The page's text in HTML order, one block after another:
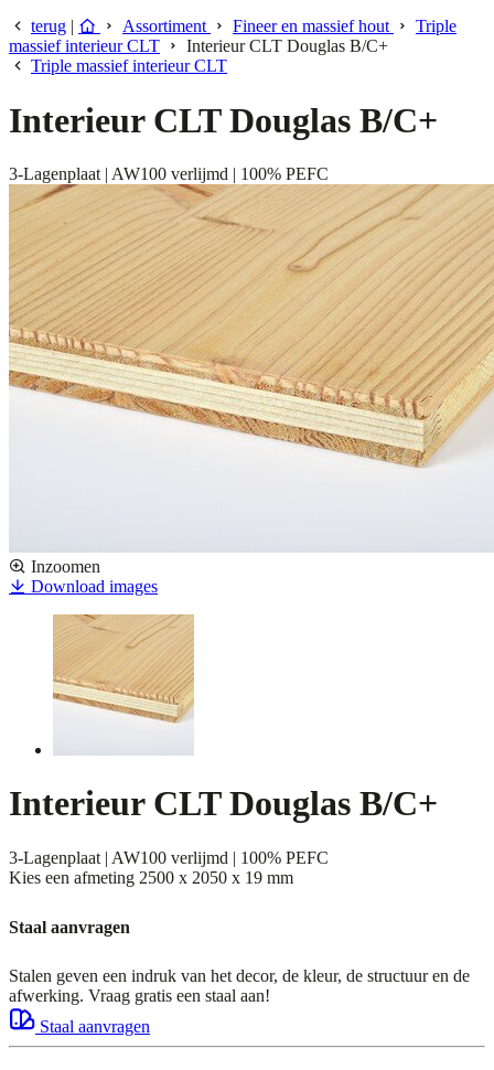
terug | Assortiment Fineer en massief hout
Triple
massief interieur CLT
Interieur CLT Douglas B/C+
Triple massief interieur CLT
Interieur CLT Douglas B/C+
3-Lagenplaat | AW100 verlijmd | 100% PEFC
Inzoomen
Download images
Interieur CLT Douglas B/C+
3-Lagenplaat | AW100 verlijmd | 100% PEFC
Kies een afmeting 2500 x 2050 x 19 mm
Staal aanvragen
Stalen geven een indruk van het decor, de kleur, de structuur en de
afwerking. Vraag gratis een staal aan!
Staal aanvragen